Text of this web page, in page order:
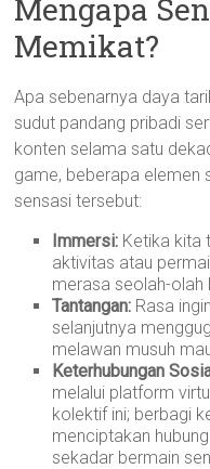
Mengapa
Memikat?
Apa sebenarnya daya
sudut pandang pribadi
konten selama satu
game, beberapa elemen
sensasi tersebut:
Immersi: Ketika kita
aktivitas atau
merasa seolah-olah
Tantangan: Rasa
selanjutnya
melawan musuh
Keterhubungan
melalui platform
kolektif ini; berbagi
menciptakan
sekadar bermain